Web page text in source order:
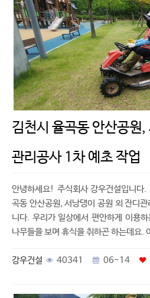
김천시 율곡동 안산공원
관리공사 1차 예초 작업
안녕하세요! 주식회사 강우건설입니
곡동 안산공원, 서낭댕이 공원 외 잔디
니다. 우리가 일상에서 편안하게 이용
나무들을 보며 휴식을 취하곤 하는데요.
강우건설 40341 06-14